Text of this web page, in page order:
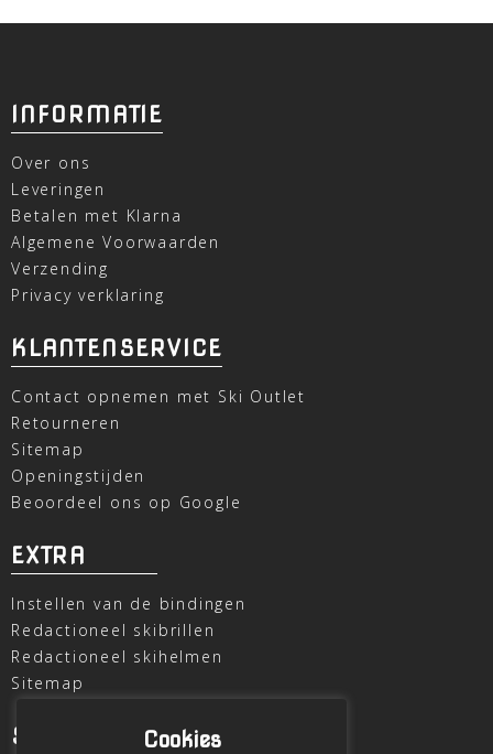
INFORMATIE
Over ons
Leveringen
Betalen met Klarna
Algemene Voorwaarden
Verzending
Privacy verklaring
KLANTENSERVICE
Contact opnemen met Ski Outlet
Retourneren
Sitemap
Openingstijden
Beoordeel ons op Google
EXTRA
Instellen van de bindingen
Redactioneel skibrillen
Redactioneel skihelmen
Sitemap
SKI OUTLETCookies